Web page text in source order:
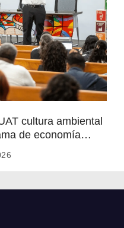
cultura ambiental
de economía